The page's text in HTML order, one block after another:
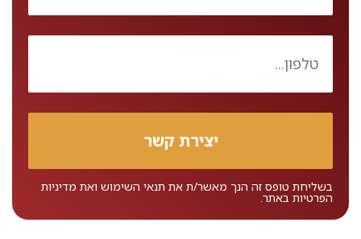
בשליחת טופס זה הנך מאשר/ת את תנאי השימוש ואת מדיניות
הפרטיות באתר.